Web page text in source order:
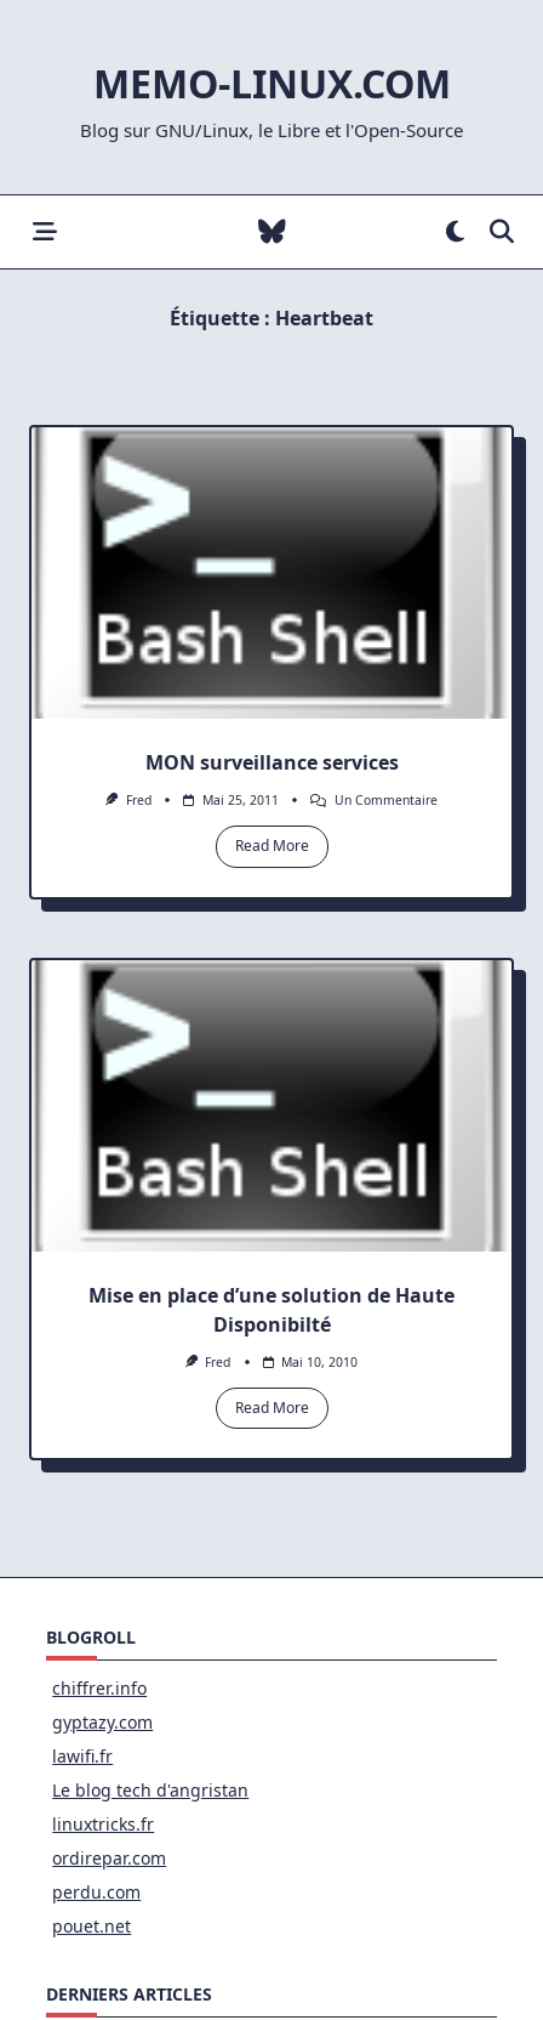
MEMO-LINUX.COM
Blog sur GNU/Linux, le Libre et l'Open-Source
Étiquette : Heartbeat
MON surveillance services
Fred Mai 25, 2011 Un CommentaireSur
Read More
Mise en place d’une solution de Haute
Disponibilté
Fred Mai 10, 2010
Read More
BLOGROLL
chiffrer.info
gyptazy.com
lawifi.fr
Le blog tech d'angristan
linuxtricks.fr
ordirepar.com
perdu.com
pouet.net
DERNIERS ARTICLES